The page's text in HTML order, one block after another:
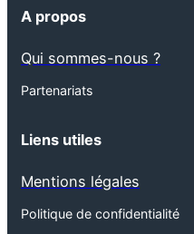
A propos
Qui sommes-nous ?
Partenariats
Liens utiles
Mentions légales
Politique de confidentialité